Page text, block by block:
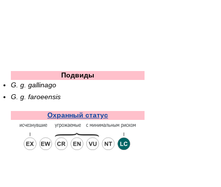
Подвиды
G. g. gallinago
G. g. faroeensis
Охранный статус